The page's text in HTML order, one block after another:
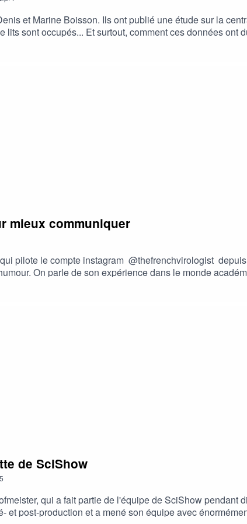
et Marine Boisson. Ils ont publié une étude sur la
lits sont occupés... Et surtout, comment ces données ont
remonter les chiffres du Covid, ici : https://
des personnes expertes de la vulgarisation scientifique.
— sur YouTube et ailleurs.
mieux communiquer
pilote le compte instagram @thefrenchvirologist
On parle de son expérience dans le monde
son auditoire est en France. Essayez Riverside ici :
sur un abonnement individuel.Retrouvez Océane :Site
livre-des-virus-des-microbes-et-des-
Newsletter : https://www.thefrenchvirologist.com/au-
de la vulgarisation scientifique. Ce podcast est
de SciShow
5
qui a fait partie de l'équipe de SciShow pendant
et post-production et a mené son équipe avec